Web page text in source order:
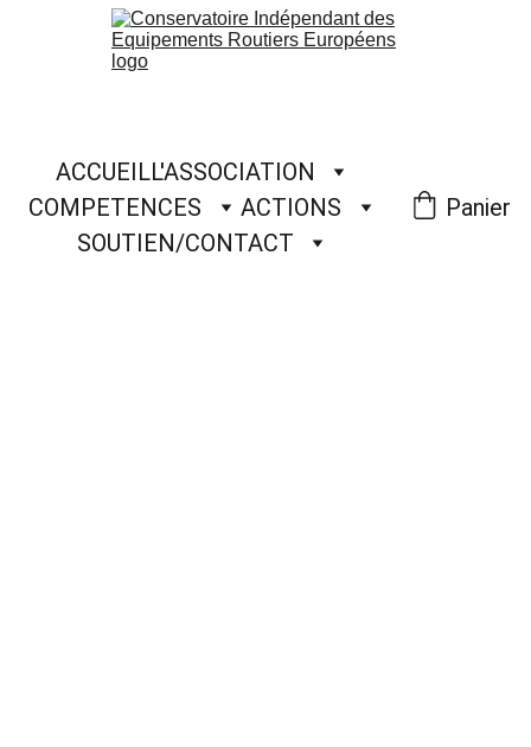
ACCUEILL'ASSOCIATION
COMPETENCES
ACTIONS
SOUTIEN/CONTACT
Panier